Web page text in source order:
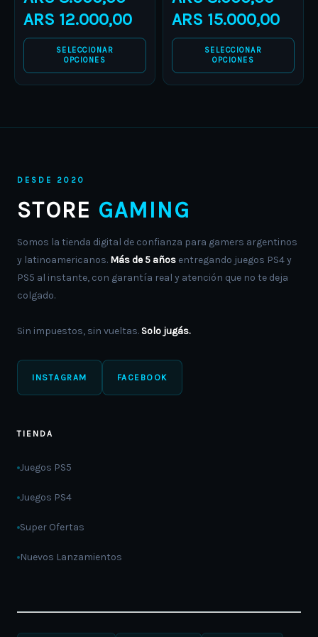
ARS 12.000,00
SELECCIONAR
OPCIONES
product
page
ARS 15.000,00
SELECCIONAR
OPCIONES
product
page
DESDE 2020
STORE GAMING
Somos la tienda digital de confianza para gamers argentinos
y latinoamericanos. Más de 5 años entregando juegos PS4 y
PS5 al instante, con garantía real y atención que no te deja
colgado.
Sin impuestos, sin vueltas. Solo jugás.
INSTAGRAM FACEBOOK
TIENDA
Juegos PS5
Juegos PS4
Super Ofertas
Nuevos Lanzamientos